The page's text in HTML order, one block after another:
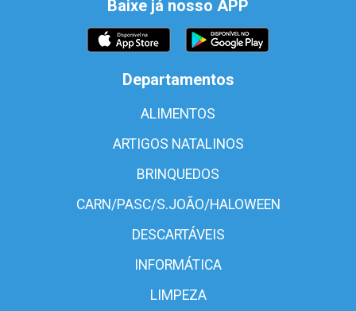
Baixe já nosso APP
Departamentos
ALIMENTOS
ARTIGOS NATALINOS
BRINQUEDOS
CARN/PASC/S.JOÃO/HALOWEEN
DESCARTÁVEIS
INFORMÁTICA
LIMPEZA